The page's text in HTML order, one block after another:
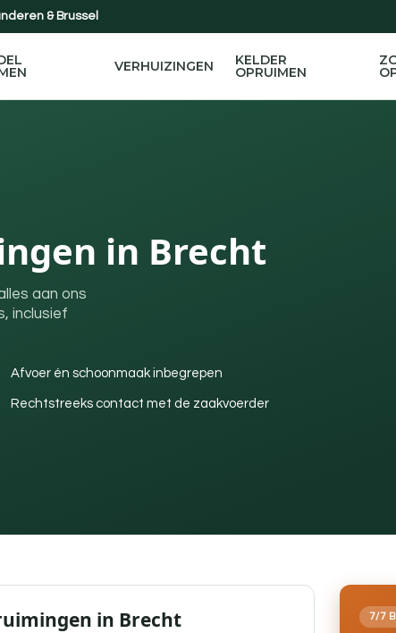
& Brussel
VERHUIZINGEN KELDER
OPRUIMEN
in Brecht
aan ons
inclusief
Afvoer én schoonmaak inbegrepen
Rechtstreeks contact met de zaakvoerder
in Brecht 7/7